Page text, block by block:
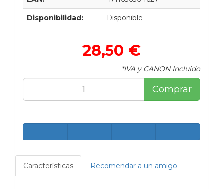
Disponibilidad: Disponible
28,50 €
*IVA y CANON Incluido
Comprar
Características Recomendar a un amigo